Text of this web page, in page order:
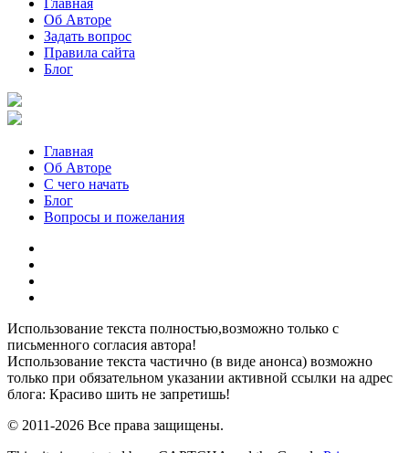
Об Авторе
Задать вопрос
Правила сайта
Блог
Главная
Об Авторе
С чего начать
Блог
Вопросы и пожелания
Использование текста полностью,возможно только с
письменного согласия автора!
Использование текста частично (в виде анонса) возможно
только при обязательном указании активной ссылки на адрес
блога: Красиво шить не запретишь!
© 2011-2026 Все права защищены.